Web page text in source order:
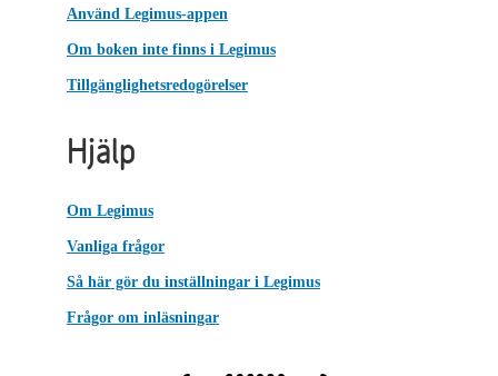
Använd Legimus-appen
Om boken inte finns i Legimus
Tillgänglighetsredogörelser
Hjälp
Om Legimus
Vanliga frågor
Så här gör du inställningar i Legimus
Frågor om inläsningar